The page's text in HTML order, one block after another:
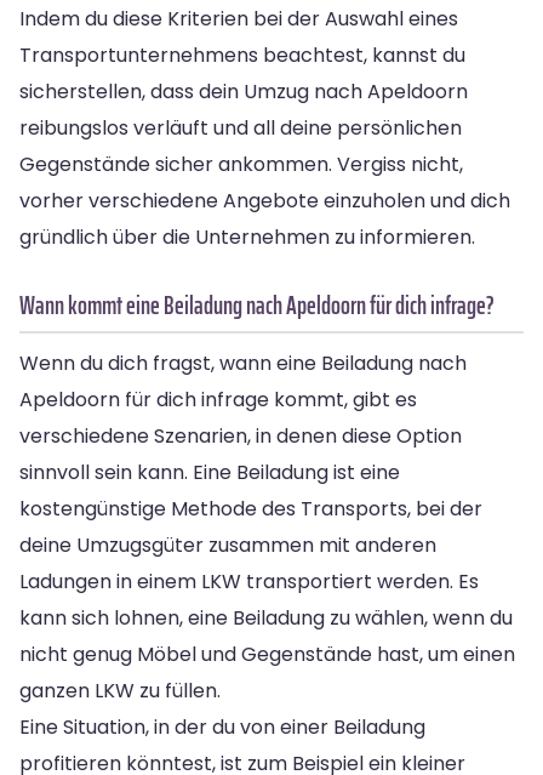
Indem du diese Kriterien bei der Auswahl eines
Transportunternehmens beachtest, kannst du
sicherstellen, dass dein Umzug nach Apeldoorn
reibungslos verläuft und all deine persönlichen
Gegenstände sicher ankommen. Vergiss nicht,
vorher verschiedene Angebote einzuholen und dich
gründlich über die Unternehmen zu informieren.
Wann kommt eine Beiladung nach Apeldoorn für dich infrage?
Wenn du dich fragst, wann eine Beiladung nach
Apeldoorn für dich infrage kommt, gibt es
verschiedene Szenarien, in denen diese Option
sinnvoll sein kann. Eine Beiladung ist eine
kostengünstige Methode des Transports, bei der
deine Umzugsgüter zusammen mit anderen
Ladungen in einem LKW transportiert werden. Es
kann sich lohnen, eine Beiladung zu wählen, wenn du
nicht genug Möbel und Gegenstände hast, um einen
ganzen LKW zu füllen.
Eine Situation, in der du von einer Beiladung
profitieren könntest, ist zum Beispiel ein kleiner